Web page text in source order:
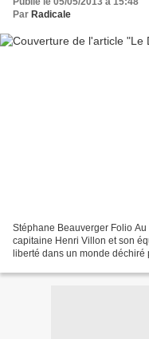
Par Radicale
Stéphane Beauverger Folio
capitaine Henri Villon et son
liberté dans un monde